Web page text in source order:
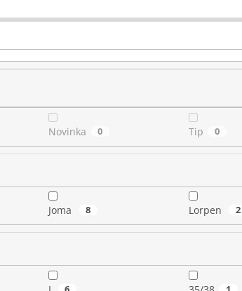
Novinka 0 Tip 0
Joma 8 Lorpen 2